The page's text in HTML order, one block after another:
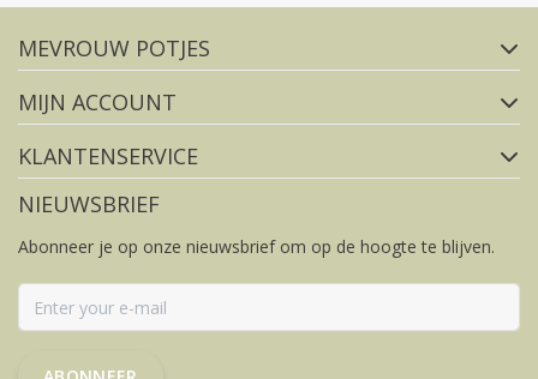
FACEBOOK
MEVROUW POTJES
MIJN ACCOUNT
KLANTENSERVICE
NIEUWSBRIEF
Abonneer je op onze nieuwsbrief om op de hoogte te blijven.